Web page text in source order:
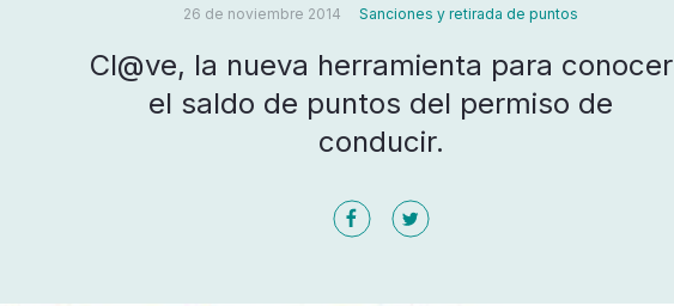
26 de noviembre 2014 Sanciones y retirada de puntos
Cl@ve, la nueva herramienta para conocer
el saldo de puntos del permiso de
conducir.